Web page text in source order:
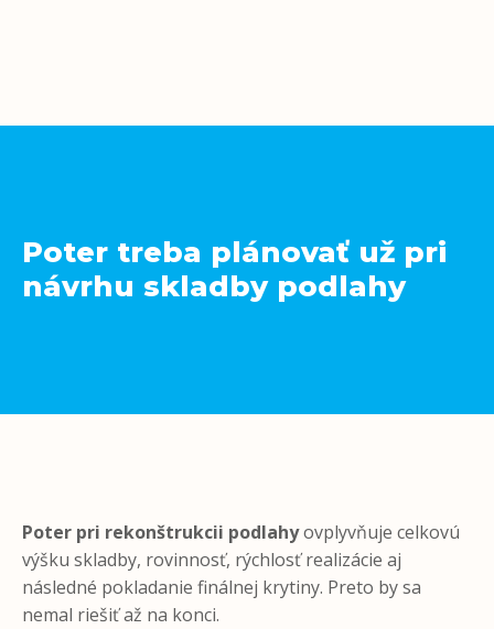
Poter treba plánovať už pri
návrhu skladby podlahy
Poter pri rekonštrukcii podlahyovplyvňuje celkovú
výšku skladby, rovinnosť, rýchlosť realizácie aj
následné pokladanie finálnej krytiny. Preto by sa
nemal riešiť až na konci.